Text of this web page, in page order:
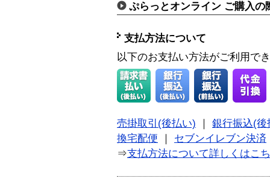
ぷらっとオンライン ご購入の
支払方法について
以下のお支払い方法がご利用で
売掛取引(後払い)
銀行振込(後
換宅配便
セブンイレブン決済
⇒支払方法について詳しくはこ